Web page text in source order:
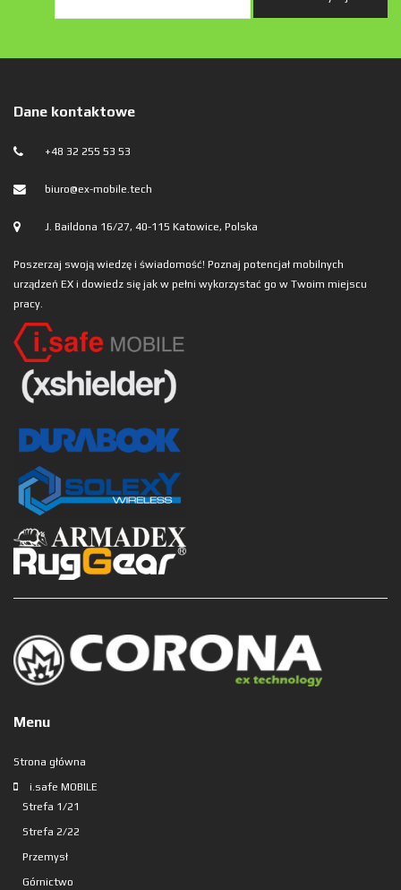
Dane kontaktowe
+48 32 255 53 53
biuro@ex-mobile.tech
J. Baildona 16/27, 40-115 Katowice, Polska
Poszerzaj swoją wiedzę i świadomość! Poznaj potencjał mobilnych
urządzeń EX i dowiedz się jak w pełni wykorzystać go w Twoim miejscu
pracy.
Menu
Strona główna
i.safe MOBILE
Strefa 1/21
Strefa 2/22
Przemysł
Górnictwo